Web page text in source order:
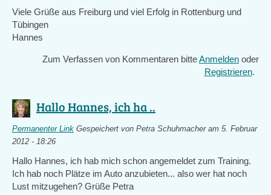
Viele Grüße aus Freiburg und viel Erfolg in Rottenburg und
Tübingen
Hannes
Zum Verfassen von Kommentaren bitteAnmelden oder
Registrieren.
Hallo Hannes, ich ha ..
Permanenter Link Gespeichert von Petra Schuhmacheram 5. Februar
2012 - 18:26
Hallo Hannes, ich hab mich schon angemeldet zum Training.
Ich hab noch Plätze im Auto anzubieten... also wer hat noch
Lust mitzugehen? Grüße Petra